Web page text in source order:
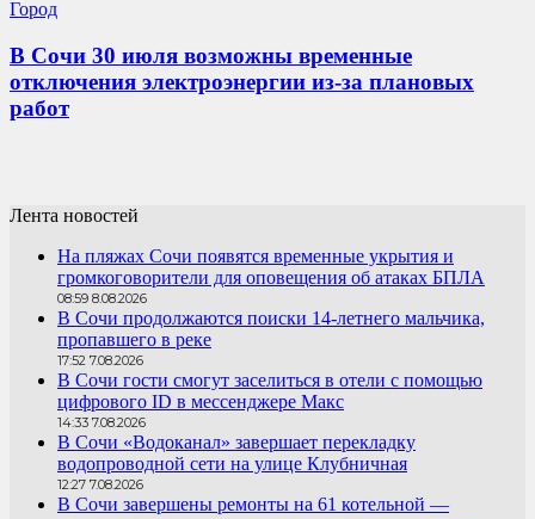
Город
В Сочи 30 июля возможны временные
отключения электроэнергии из-за плановых
работ
Лента новостей
На пляжах Сочи появятся временные укрытия и
громкоговорители для оповещения об атаках БПЛА
08:59 8.08.2026
В Сочи продолжаются поиски 14-летнего мальчика,
пропавшего в реке
17:52 7.08.2026
В Сочи гости смогут заселиться в отели с помощью
цифрового ID в мессенджере Макс
14:33 7.08.2026
В Сочи «Водоканал» завершает перекладку
водопроводной сети на улице Клубничная
12:27 7.08.2026
В Сочи завершены ремонты на 61 котельной —